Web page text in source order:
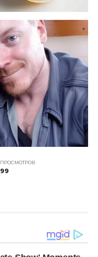
ПРОСМОТРОВ
99